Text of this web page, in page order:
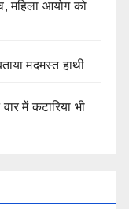
महिला आयोग को
मदमस्त हाथी
में कटारिया भी